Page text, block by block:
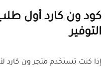
كود ون كارد أول
التوفير
إذا كنت تستخدم متجر ون كارد